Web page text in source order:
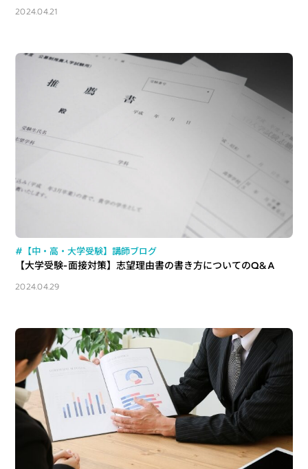
2024.04.21
#【中・高・大学受験】講師ブログ
【大学受験-面接対策】志望理由書の書き方についてのQ&A
2024.04.29